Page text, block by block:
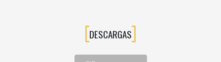
Excelente capacidad de expansión
DESCARGAS